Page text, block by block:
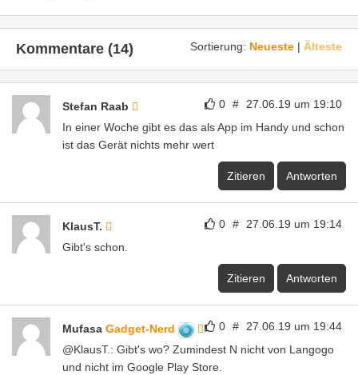
Sortierung: Neueste | Älteste
Kommentare (14)
0 # 27.06.19 um 19:10
Stefan Raab
In einer Woche gibt es das als App im Handy und schon
ist das Gerät nichts mehr wert
Zitieren Antworten
0 # 27.06.19 um 19:14
KlausT.
Gibt's schon.
Zitieren Antworten
0 # 27.06.19 um 19:44
Mufasa Gadget-Nerd
@KlausT.: Gibt's wo? Zumindest N nicht von Langogo
und nicht im Google Play Store.